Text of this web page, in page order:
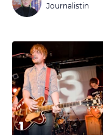
Journalistin
1